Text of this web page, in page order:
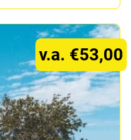
v.a. €53,00